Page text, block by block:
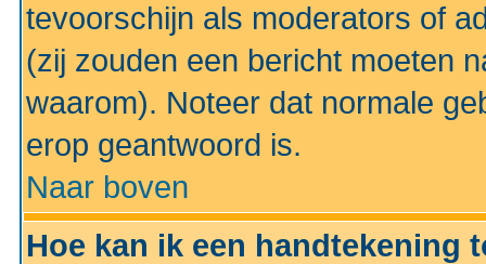
tevoorschijn als moderators of
(zij zouden een bericht moeten
waarom). Noteer dat normale
erop geantwoord is.
Naar boven
Hoe kan ik een handtekening